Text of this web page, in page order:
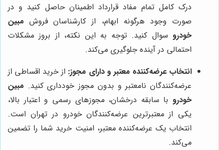
درک کامل تمام مفاد قرارداد اطمینان حاصل کنید و در
صورت وجود هرگونه ابهام، از کارشناسان فروش مبین
خودرو سوال کنید. توجه به این نکته، از بروز مشکلات
احتمالی در آینده جلوگیری می‌کند.
انتخاب عرضه‌کننده معتبر و دارای مجوز: از خرید اقساطی از
عرضه‌کنندگان نامعتبر و بدون مجوز خودداری کنید. مبین
خودرو با سابقه درخشان، مجوزهای رسمی و اعتبار بالا،
یکی از معتبرترین عرضه‌کنندگان خودرو در تهران است.
انتخاب یک عرضه‌کننده معتبر، امنیت خرید شما را تضمین
می‌کند.